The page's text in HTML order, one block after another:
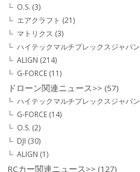
O.S. (3)
エアクラフト (21)
マトリクス (3)
ハイテックマルチプレックスジャパン
ALIGN (214)
G-FORCE (11)
ドローン関連ニュース>> (57)
ハイテックマルチプレックスジャパン
G-FORCE (14)
O.S. (2)
DJI (30)
ALIGN (1)
RCカー関連ニュース>> (127)